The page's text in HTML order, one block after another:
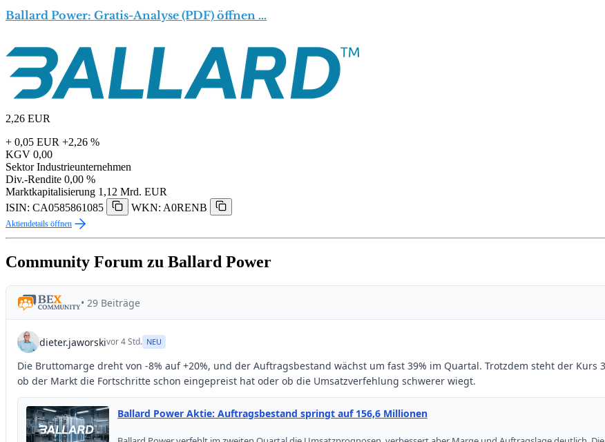
Ballard Power: Gratis-Analyse (PDF) öffnen …
2,26 EUR
+ 0,05 EUR +2,26 %
KGV 0,00
Sektor Industrieunternehmen
Div.-Rendite 0,00 %
Marktkapitalisierung 1,12 Mrd. EUR
ISIN: CA0585861085
WKN: A0RENB
Aktiendetails öffnen
Community Forum zu Ballard Power